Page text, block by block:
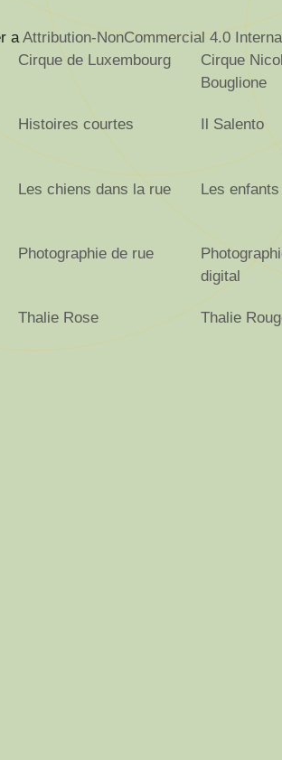
aAttribution-NonCommercial 4.0
Cirque de Luxembourg
Cirque
Bouglione
Histoires courtes Il Salento
Les chiens dans la rue Les
Photographie de rue
digital
Thalie Rose Thalie